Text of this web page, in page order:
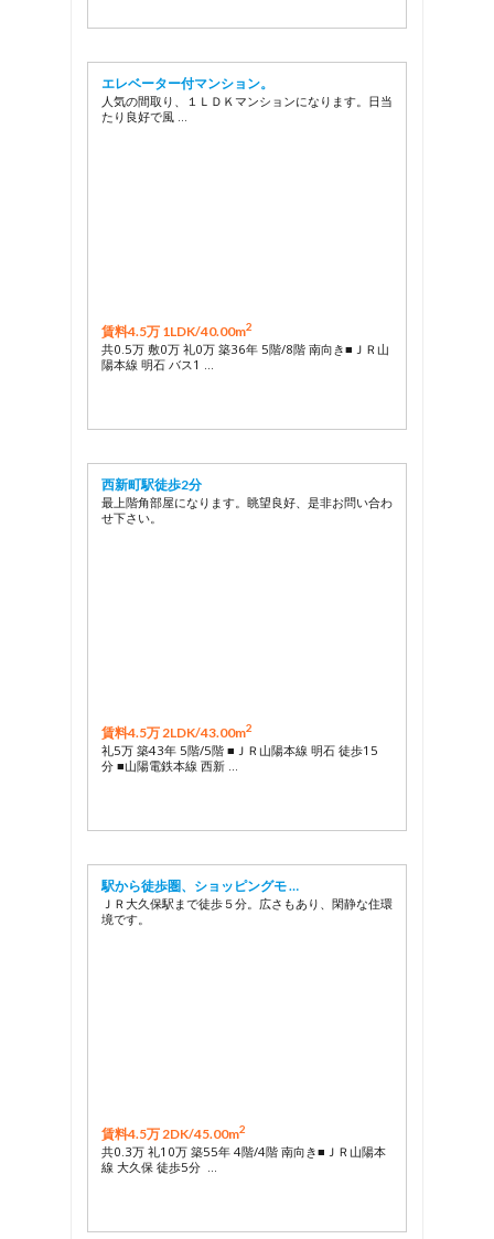
エレベーター付マンション。
人気の間取り、１ＬＤＫマンションになります。日当
たり良好で風 …
賃料4.5万 1LDK/40.00m2
共0.5万 敷0万 礼0万 築36年 5階/8階 南向き■ＪＲ山
陽本線 明石 バス1 …
西新町駅徒歩2分
最上階角部屋になります。眺望良好、是非お問い合わ
せ下さい。
賃料4.5万 2LDK/43.00m2
礼5万 築43年 5階/5階 ■ＪＲ山陽本線 明石 徒歩15
分 ■山陽電鉄本線 西新 …
駅から徒歩圏、ショッピングモ …
ＪＲ大久保駅まで徒歩５分。広さもあり、閑静な住環
境です。
賃料4.5万 2DK/45.00m2
共0.3万 礼10万 築55年 4階/4階 南向き■ＪＲ山陽本
線 大久保 徒歩5分 …